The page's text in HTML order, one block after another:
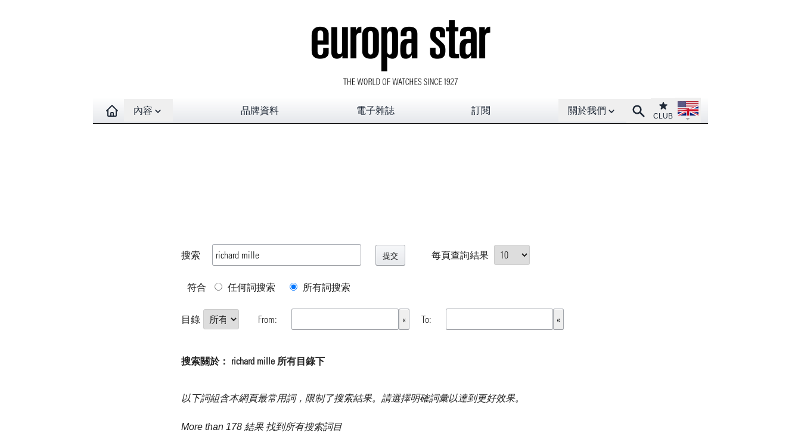
Open contents menu
內容 品牌資料 電子雜誌 訂閱
Open About menu
關於我們 SearchClub
CLUB
Open language menu
搜索 每頁查詢結果
符合 任何詞搜索 所有詞搜索
目錄 From: To:
搜索關於： richard mille 所有目錄下
以下詞組含本網頁最常用詞，限制了搜索結果。請選擇明確詞彙以達到更好效果。
More than 178 結果 找到所有搜索詞目